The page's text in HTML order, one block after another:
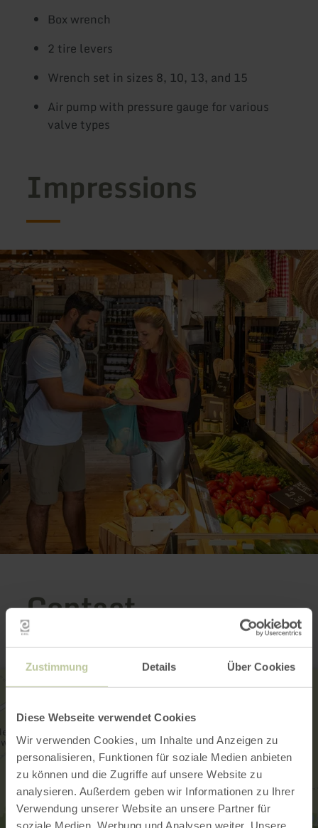
Zustimmung Details Über Cookies
Diese Webseite verwendet Cookies
Wir verwenden Cookies, um Inhalte und Anzeigen zu
personalisieren, Funktionen für soziale Medien anbieten
zu können und die Zugriffe auf unsere Website zu
analysieren. Außerdem geben wir Informationen zu Ihrer
Verwendung unserer Website an unsere Partner für
soziale Medien, Werbung und Analysen weiter. Unsere
Box wrench
2 tire levers
Wrench set in sizes 8, 10, 13, and 15
Air pump with pressure gauge for various
valve types
Impressions
Contact